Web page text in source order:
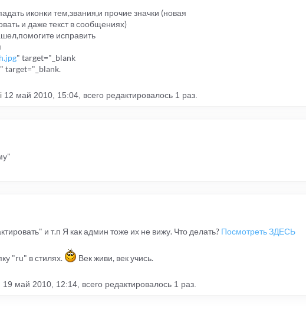
иконки тем,звания,и прочие значки (новая
и даже текст в сообщениях)
исправить
" target="_blank
" target="_blank.
12 май 2010, 15:04, всего редактировалось 1 раз.
и т.п Я как админ тоже их не вижу. Что делать? Посмотреть ЗДЕСЬ
"ru" в стилях. Век живи, век учись.
19 май 2010, 12:14, всего редактировалось 1 раз.